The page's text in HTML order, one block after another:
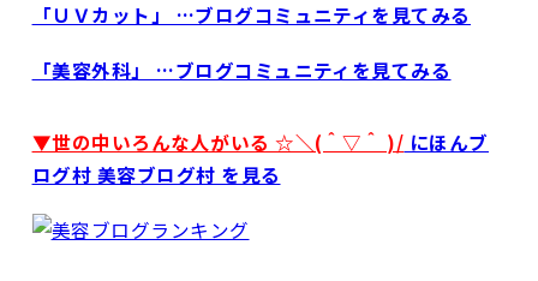
「ＵＶカット」 …ブログコミュニティを見てみる
「美容外科」 …ブログコミュニティを見てみる
▼世の中いろんな人がいる ☆＼(＾▽＾ )/ にほんブ
ログ村 美容ブログ村 を見る